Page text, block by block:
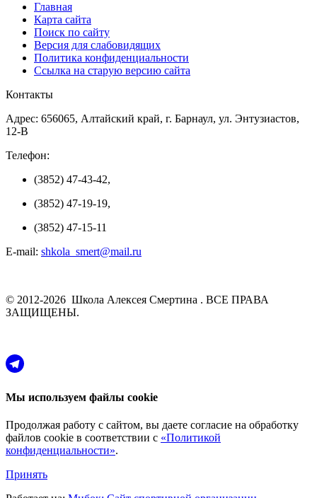
Главная
Карта сайта
Поиск по сайту
Версия для слабовидящих
Политика конфиденциальности
Ссылка на старую версию сайта
Контакты
Адрес: 656065, Алтайский край, г. Барнаул, ул. Энтузиастов,
12-В
Телефон:
(3852) 47-43-42,
(3852) 47-19-19,
(3852) 47-15-11
E-mail: shkola_smert@mail.ru
© 2012-2026 Школа Алексея Смертина . ВСЕ ПРАВА
ЗАЩИЩЕНЫ.
Мы используем файлы cookie
Продолжая работу с сайтом, вы даете согласие на обработку
файлов cookie в соответствии с «Политикой
конфиденциальности».
Принять